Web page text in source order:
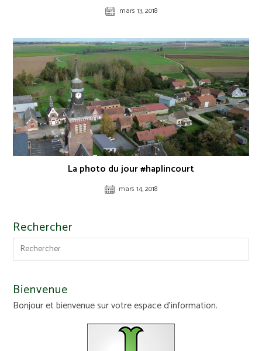
mars 13, 2018
La photo du jour #haplincourt
mars 14, 2018
Rechercher
Bienvenue
Bonjour et bienvenue sur votre espace d'information.